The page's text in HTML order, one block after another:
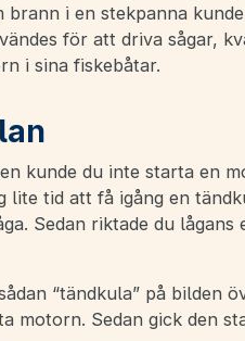
brann i en stekpanna
för att driva sågar,
i sina fiskebåtar.
kunde du inte starta en
lite tid att få igång en
Sedan riktade du
“tändkula” på bilden
motorn. Sedan gick den